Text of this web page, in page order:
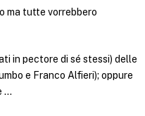
ma tutte vorrebbero
in pectore di sé stessi) delle
e Franco Alfieri); oppure
…